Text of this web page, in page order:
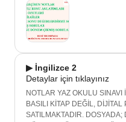
▶ İngilizce 2
Detaylar için tıklayınız
NOTLAR YAZ OKULU
BASILI KİTAP DEĞİL, DİJİTAL
SATILMAKTADIR.